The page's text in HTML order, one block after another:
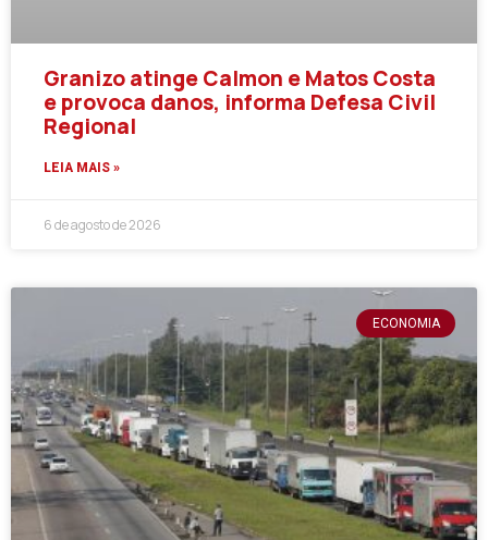
Granizo atinge Calmon e Matos Costa
e provoca danos, informa Defesa Civil
Regional
LEIA MAIS »
6 de agosto de 2026
ECONOMIA